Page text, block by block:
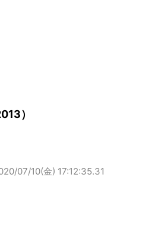
）
07/10(金) 17:12:35.31